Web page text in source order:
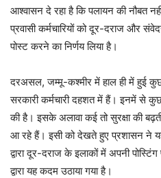
आश्वासन दे रहा है कि पलायन की नौबत
प्रवासी कर्मचारियों को दूर-दराज और
पोस्ट करने का निर्णय लिया है।
दरअसल, जम्मू-कश्मीर में हाल ही में हुई
सरकारी कर्मचारी दहशत में हैं। इनमें से
की है। इसके अलावा कई तो सुरक्षा की
आ रहे हैं। इसी को देखते हुए प्रशासन ने यह
द्वारा दूर-दराज के इलाकों में अपनी
द्वारा यह कदम उठाया गया है।